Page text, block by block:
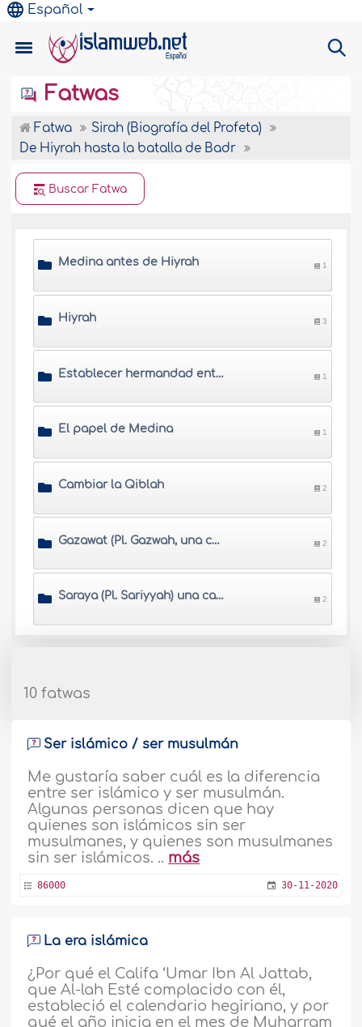
Español
Fatwas
Fatwa
Sirah (Biografía del Profeta)
De Hiyrah hasta la batalla de Badr
Buscar Fatwa
Medina antes de Hiyrah 1
Hiyrah 3
Establecer hermandad entre Musulmanes 1
El papel de Medina 1
Cambiar la Qiblah 2
Gazawat (Pl. Gazwah, una campaña militar encabezada por el Profeta) 2
Saraya (Pl. Sariyyah) una campaña militar hecha por los compañeros durante la vida del profeta 2
10 fatwas
Ser islámico / ser musulmán
Me gustaría saber cuál es la diferencia
entre ser islámico y ser musulmán.
Algunas personas dicen que hay
quienes son islámicos sin ser
musulmanes, y quienes son musulmanes
sin ser islámicos. .. más
86000 30-11-2020
La era islámica
¿Por qué el Califa ‘Umar Ibn Al Jattab,
que Al-lah Esté complacido con él,
estableció el calendario hegiriano, y por
qué el año inicia en el mes de Muharram